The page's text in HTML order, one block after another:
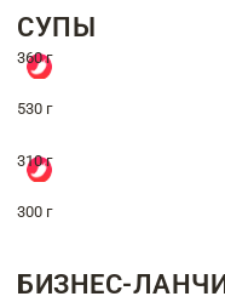
СУПЫ
360 г
530 г
310 г
300 г
БИЗНЕС-ЛАНЧИ